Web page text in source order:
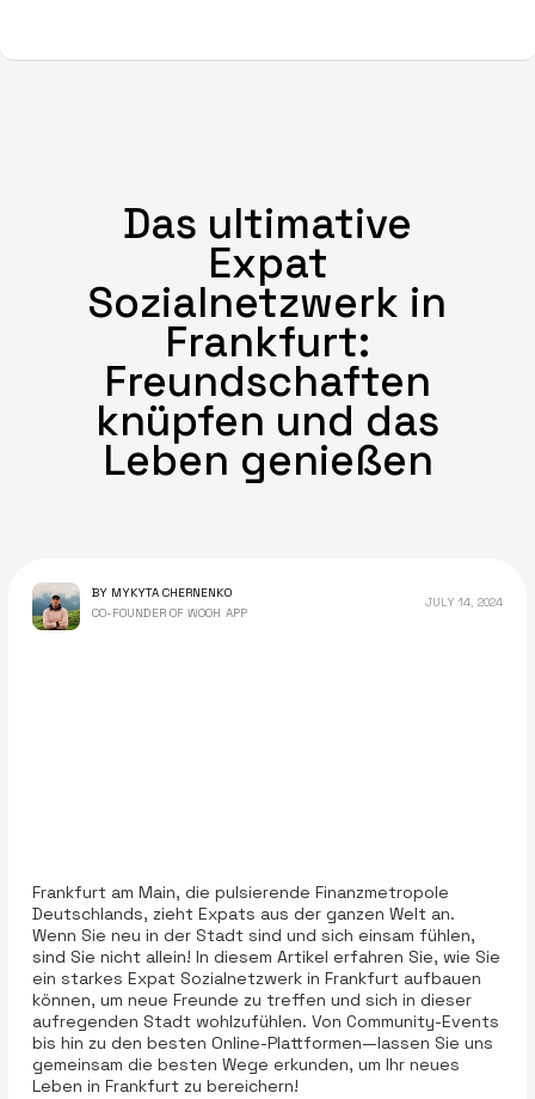
Das ultimative
Expat
Sozialnetzwerk in
Frankfurt:
Freundschaften
knüpfen und das
Leben genießen
BY MYKYTA CHERNENKO
CO-FOUNDER OF WOOH APP
JULY 14, 2024
Frankfurt am Main, die pulsierende Finanzmetropole
Deutschlands, zieht Expats aus der ganzen Welt an.
Wenn Sie neu in der Stadt sind und sich einsam fühlen,
sind Sie nicht allein! In diesem Artikel erfahren Sie, wie Sie
ein starkes Expat Sozialnetzwerk in Frankfurt aufbauen
können, um neue Freunde zu treffen und sich in dieser
aufregenden Stadt wohlzufühlen. Von Community-Events
bis hin zu den besten Online-Plattformen—lassen Sie uns
gemeinsam die besten Wege erkunden, um Ihr neues
Leben in Frankfurt zu bereichern!